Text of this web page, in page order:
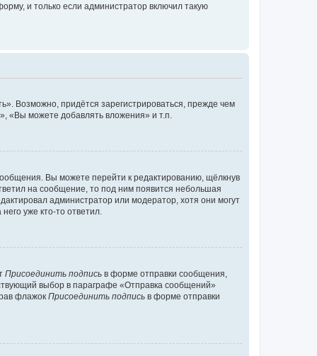
и только если администратор включил такую
Возможно, придётся зарегистрироваться, прежде чем
«Вы можете добавлять вложения» и т.п.
Вы можете перейти к редактированию, щёлкнув
на сообщение, то под ним появится небольшая
администратор или модератор, хотя они могут
уже кто-то ответил.
Присоединить подпись в форме отправки сообщения,
выбор в параграфе «Отправка сообщений»
флажок Присоединить подпись в форме отправки